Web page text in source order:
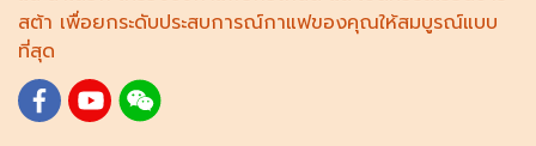
สต้า เพื่อยกระดับประสบการณ์กาแฟของคุณให้สมบูรณ์แบบ
ที่สุด